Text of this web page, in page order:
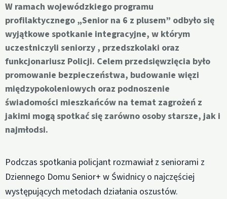
W ramach wojewódzkiego programu
profilaktycznego „Senior na 6 z plusem” odbyło się
wyjątkowe spotkanie integracyjne, w którym
uczestniczyli seniorzy , przedszkolaki oraz
funkcjonariusz Policji. Celem przedsięwzięcia było
promowanie bezpieczeństwa, budowanie więzi
międzypokoleniowych oraz podnoszenie
świadomości mieszkańców na temat zagrożeń z
jakimi mogą spotkać się zarówno osoby starsze, jak i
najmłodsi.
Podczas spotkania policjant rozmawiał z seniorami z
Dziennego Domu Senior+ w Świdnicy o najczęściej
występujących metodach działania oszustów.